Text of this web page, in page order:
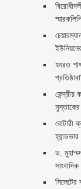
হযরত
কেন্দ্রীয়
মুস্তাকের
রোটারী
ড.
সিলেটের